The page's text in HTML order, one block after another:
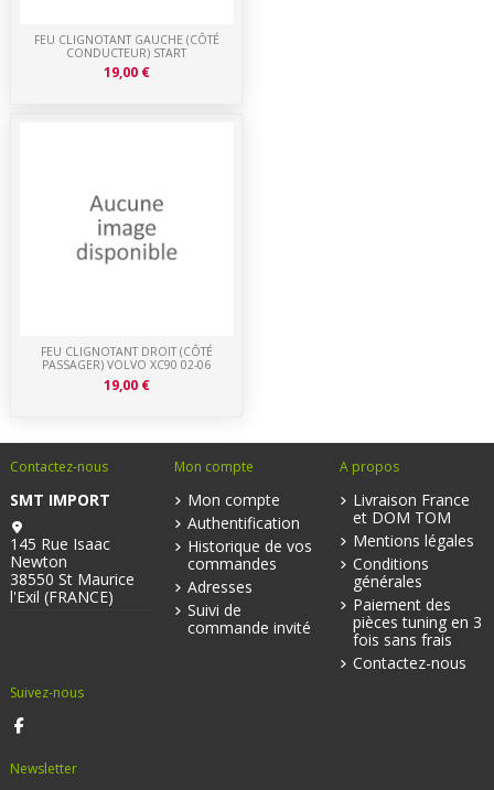
FEU CLIGNOTANT DROIT (CÔTÉ
PASSAGER) VOLVO XC90 02-06
19,00 €
FEU CLIGNOTANT GAUCHE (CÔTÉ
CONDUCTEUR) START
19,00 €
Contactez-nous
SMT IMPORT
145 Rue Isaac
Newton
38550 St Maurice
l'Exil (FRANCE)
Mon compte
Mon compte
Authentification
Historique de vos
commandes
Adresses
Suivi de
commande invité
A propos
Livraison France
et DOM TOM
Mentions légales
Conditions
générales
Paiement des
pièces tuning en 3
fois sans frais
Contactez-nous
Suivez-nous
Newsletter